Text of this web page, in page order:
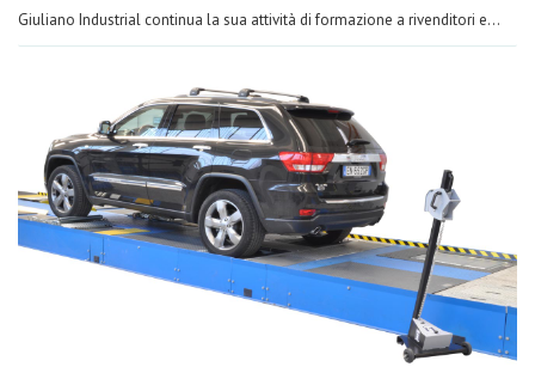
Giuliano Industrial continua la sua attività di formazione a rivenditori e...